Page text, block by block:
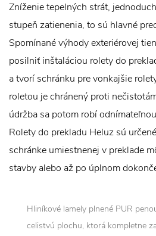
Zníženie tepelných strát,
stupeň zatienenia, to sú hlavné
Spomínané výhody exteriérovej
posilniť inštaláciou rolety do
a tvorí schránku pre vonkajšie
roletou je chránený proti
údržba sa potom robí
Rolety do prekladu Heluz sú
schránke umiestnenej v preklade
stavby alebo až po úplnom
Hliníkové lamely plnené PUR
celistvú plochu, ktorá kompletne